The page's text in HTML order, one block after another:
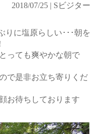
2018/07/25 | Sビジター
に塩原らしい･･･朝を
っても爽やかな朝で
で是非お立ち寄りくだ
お待ちしております